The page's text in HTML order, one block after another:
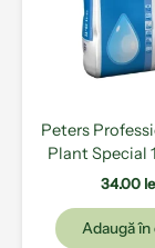
Peters
Plant Special
34.00
Adaugă în